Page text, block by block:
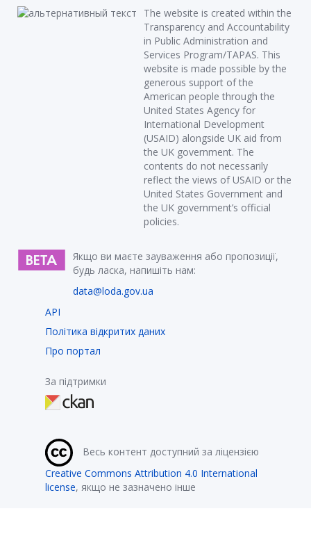
The website is created within the
Transparency and Accountability
in Public Administration and
Services Program/TAPAS. This
website is made possible by the
generous support of the
American people through the
United States Agency for
International Development
(USAID) alongside UK aid from
the UK government. The
contents do not necessarily
reflect the views of USAID or the
United States Government and
the UK government’s official
policies.
Якщо ви маєте зауваження або пропозиції,
будь ласка, напишіть нам:
data@loda.gov.ua
API
Політика відкритих даних
Про портал
За підтримки
Весь контент доступний за ліцензією
Creative Commons Attribution 4.0 International
license, якщо не зазначено інше